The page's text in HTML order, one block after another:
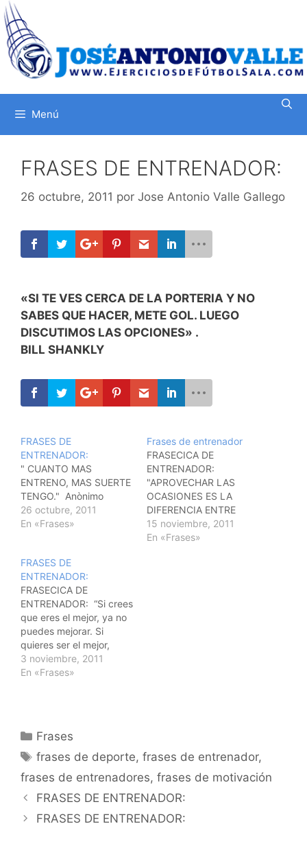
Saltar
al
contenido
Menú
FRASES DE ENTRENADOR:
26 octubre, 2011 por Jose Antonio Valle Gallego
«SI TE VES CERCA DE LA PORTERIA Y NO
SABES QUE HACER, METE GOL. LUEGO
DISCUTIMOS LAS OPCIONES» .
BILL SHANKLY
FRASES DE
ENTRENADOR:
" CUANTO MAS
ENTRENO, MAS SUERTE
TENGO." Anònimo
26 octubre, 2011
En «Frases»
Frases de entrenador
FRASECICA DE
ENTRENADOR:
"APROVECHAR LAS
OCASIONES ES LA
DIFERENCIA ENTRE
JUGAR Y GANAR." "A
LOS PARTIDOS SE VA A
15 noviembre, 2011
En «Frases»
FRASES DE
ENTRENADOR:
FRASECICA DE
ENTRENADOR: “Si crees
que eres el mejor, ya no
puedes mejorar. Si
quieres ser el mejor,
siempre debes hacerlo.”
Valentino Rossi
3 noviembre, 2011
En «Frases»
Categorías
Frases
Etiquetas
frases de deporte,frases de entrenador,
frases de entrenadores, frases de motivación
Navegación
de
FRASES DE ENTRENADOR:
FRASES DE ENTRENADOR: